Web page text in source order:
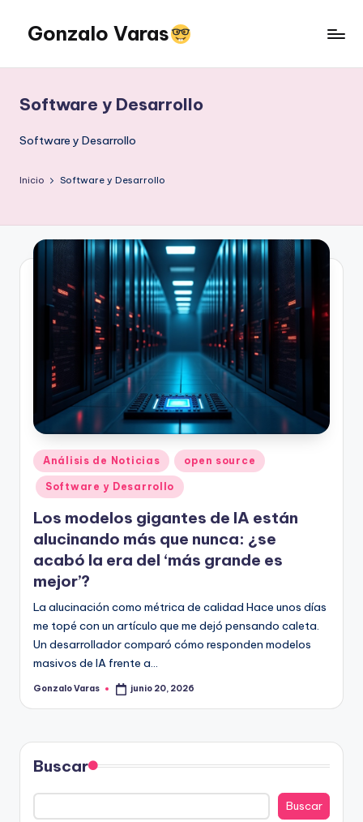
Saltar
contenido
Gonzalo Varas
que
la
tecnología
multiplica
Software y Desarrollo
Software y Desarrollo
Inicio Software y Desarrollo
Publicado
en
Análisis de Noticias open source
Software y Desarrollo
Los modelos gigantes de IA están
alucinando más que nunca: ¿se
acabó la era del ‘más grande es
mejor’?
La alucinación como métrica de calidad Hace unos días
me topé con un artículo que me dejó pensando caleta.
Un desarrollador comparó cómo responden modelos
masivos de IA frente a…
Publicado
Gonzalo Varas junio 20, 2026
Buscar
Buscar